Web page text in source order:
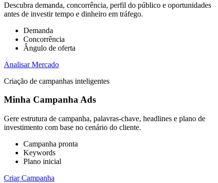
Descubra demanda, concorrência, perfil do público e oportunidades
antes de investir tempo e dinheiro em tráfego.
Demanda
Concorrência
Ângulo de oferta
Analisar Mercado
Criação de campanhas inteligentes
Minha Campanha Ads
Gere estrutura de campanha, palavras-chave, headlines e plano de
investimento com base no cenário do cliente.
Campanha pronta
Keywords
Plano inicial
Criar Campanha